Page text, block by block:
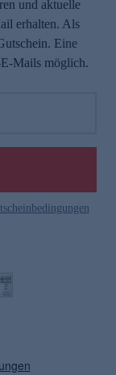
und aktuelle
erhalten. Als
Eine
Mails möglich.